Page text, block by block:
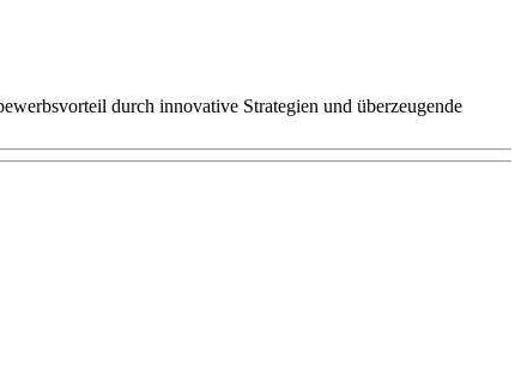
durch innovative Strategien und überzeugende